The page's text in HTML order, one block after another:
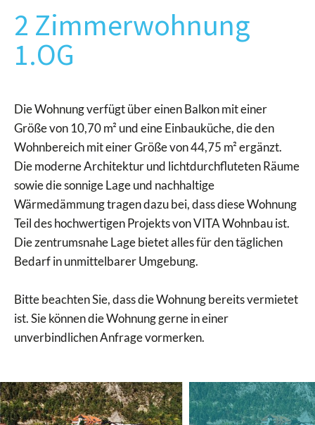
2 Zimmerwohnung
1.OG
Die Wohnung verfügt über einen Balkon mit einer
Größe von 10,70 m² und eine Einbauküche, die den
Wohnbereich mit einer Größe von 44,75 m² ergänzt.
Die moderne Architektur und lichtdurchfluteten Räume
sowie die sonnige Lage und nachhaltige
Wärmedämmung tragen dazu bei, dass diese Wohnung
Teil des hochwertigen Projekts von VITA Wohnbau ist.
Die zentrumsnahe Lage bietet alles für den täglichen
Bedarf in unmittelbarer Umgebung.
Bitte beachten Sie, dass die Wohnung bereits vermietet
ist. Sie können die Wohnung gerne in einer
unverbindlichen Anfrage vormerken.